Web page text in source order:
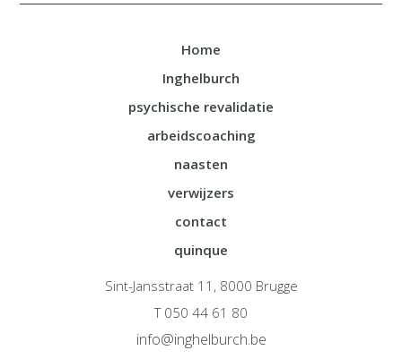
Home
Inghelburch
psychische revalidatie
arbeidscoaching
naasten
verwijzers
contact
quinque
Sint-Jansstraat 11, 8000 Brugge
T 050 44 61 80
info@inghelburch.be